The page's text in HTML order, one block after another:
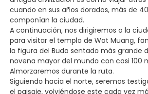
cuando en sus años dorados, más de
componían la ciudad.
A continuación, nos dirigiremos a la
para visitar el templo de Wat Muang,
la figura del Buda sentado más grande
novena mayor del mundo con casi 100
Almorzaremos durante la ruta.
Siguiendo hacia el norte, seremos
el paisaje, volviéndose este cada vez